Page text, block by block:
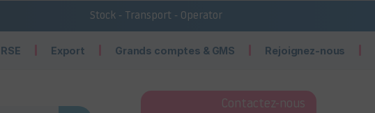
Stock - Transport - Operator
Export Grands comptes & GMS Rejoignez-nous
Contactez-nous